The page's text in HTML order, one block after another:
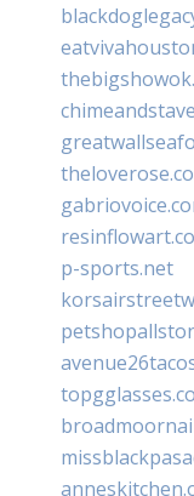
p-sports.net